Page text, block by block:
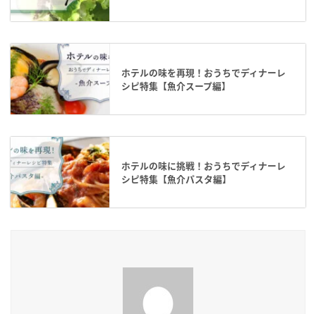
ホテルの味を再現！おうちでディナーレ
シピ特集【魚介スープ編】
ホテルの味に挑戦！おうちでディナーレ
シピ特集【魚介パスタ編】